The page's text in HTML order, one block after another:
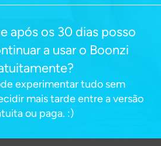
após os 30 dias posso
a usar o Boonzi
experimentar tudo sem
mais tarde entre a versão
ou paga. :)